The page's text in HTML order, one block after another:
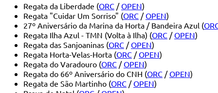
Regata da Liberdade (ORC / OPEN)
Regata "Cuidar Um Sorriso" (ORC / OPEN)
27º Aniversário da Marina da Horta / Bandeira Azul (
Regata Ilha Azul - TMN (Volta à Ilha) (ORC / OPEN)
Regata das Sanjoaninas (ORC / OPEN)
Regata Horta-Velas-Horta (ORC / OPEN)
Regata do Varadouro (ORC / OPEN)
Regata do 66º Aniversário do CNH (ORC / OPEN)
Regata de São Martinho (ORC / OPEN)